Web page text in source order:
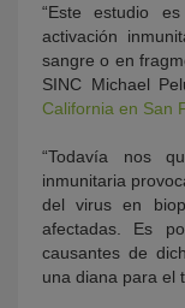
“Este estudio
activación
sangre o en
SINC Michael
California en San
“Todavía nos
inmunitaria
del virus en
afectadas. Es
causantes de
una diana para el